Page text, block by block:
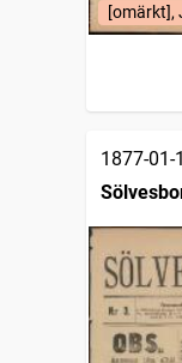
[omärkt],
1877-01-